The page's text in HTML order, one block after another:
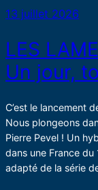
13 juillet 2026
LES
Un jour,
C’est le lancement
Nous plongeons
Pierre Pevel ! Un
dans une France du
adapté de la série